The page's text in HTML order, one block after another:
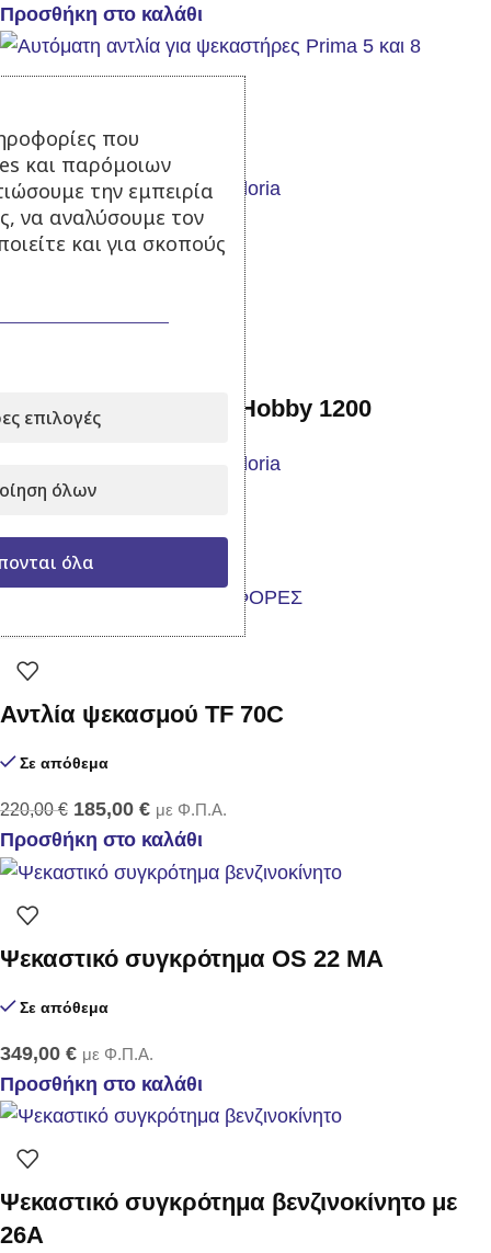
Προσθήκη στο καλάθι
Αυτόματη αντλία
Σε απόθεμα
με Φ.Π.Α.
Ψεκαστήρας πλάτης Hobby 1200
Σε απόθεμα
109,00€ με Φ.Π.Α.
Προσθήκη στο καλάθι
Αντλία ψεκασμού TF 70C
Σε απόθεμα
220,00€ 185,00 € με Φ.Π.Α.
Προσθήκη στο καλάθι
Ψεκαστικό συγκρότημα OS 22 MA
Σε απόθεμα
349,00 € με Φ.Π.Α.
Προσθήκη στο καλάθι
Ψεκαστικό συγκρότημα βενζινοκίνητο με
26Α
που
και παρόμοιων
την εμπειρία
να αναλύσουμε τον
και για σκοπούς
επιλογές
όλων
όλα